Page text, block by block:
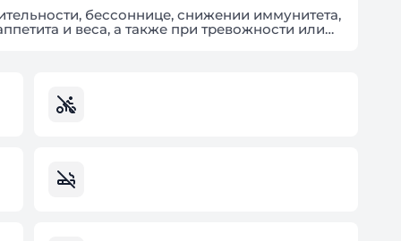
бессоннице, снижении иммунитета,
и веса, а также при тревожности или